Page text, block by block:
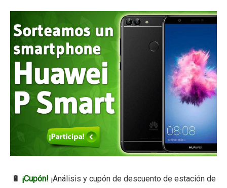
🔋 ¡Cupón! ¡Análisis y cupón de descuento de estación de